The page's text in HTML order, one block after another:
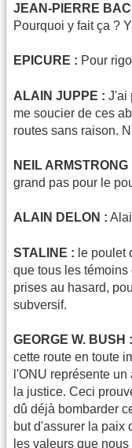
JEAN-PIERRE
Pourquoi y fait ça ?
EPICURE : Pour
ALAIN JUPPE : J'ai
me soucier de ces
routes sans raison.
NEIL ARMSTRONG
grand pas pour le
ALAIN DELON :
STALINE : le poulet
que tous les
prises au hasard,
subversif.
GEORGE W. BUSH :
cette route en toute
l'ONU représente
la justice. Ceci
dû déjà bombarder
but d'assurer la paix
les valeurs que